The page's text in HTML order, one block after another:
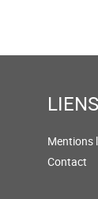
LIENS
Mentions
Contact